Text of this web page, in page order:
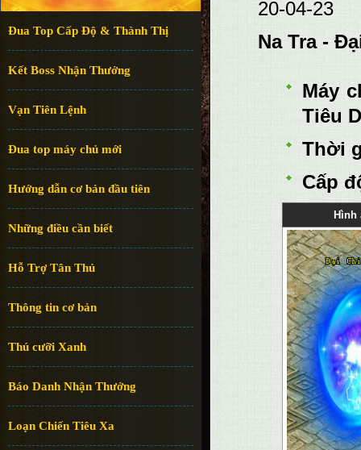
Đua Top Cấp Độ & Thành Thị
Kết Boss Nhận Thưởng
Vạn Tiên Lệnh
Đua top máy chủ mới
Hướng dẫn cơ bản đầu tiên
Những điều cần biết
Hỗ Trợ Tân Thủ
Thông tin cơ bản
Thú cưỡi Xanh
Báo Danh Nhận Thưởng
Loạn Chiến Tiêu Xa
20-04-23
Na Tra -
Máy
Tiêu
Thời
Cấp